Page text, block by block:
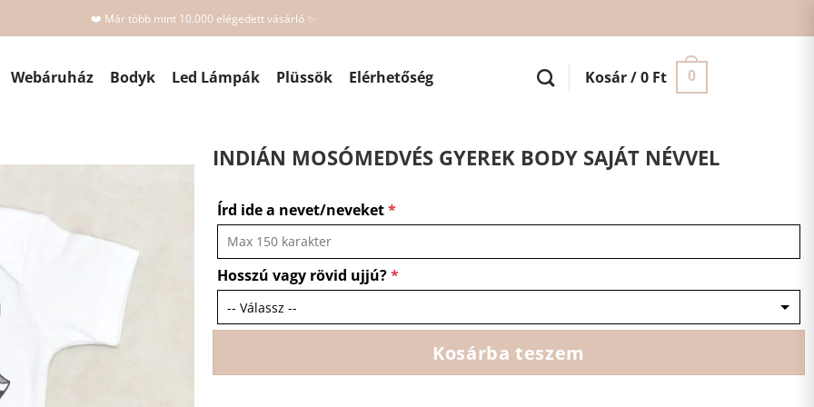
❤️ Már több mint 10.000 elégedett vásárló ✨
Webáruház Bodyk Led Lámpák Plüssök Elérhetőség Kosár /0 Ft 0
INDIÁN MOSÓMEDVÉS GYEREK BODY SAJÁT NÉVVEL
Írd ide a nevet/neveket*
Hosszú vagy rövid ujjú?*
Kosárba teszem